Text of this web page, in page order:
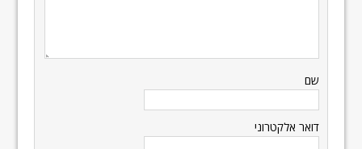
שם
דואר אלקטרוני